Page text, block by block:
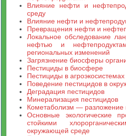
Влияние нефти и
среду
Влияние нефти и
Превращения нефти и
Локальное обследование
нефтью и
региональных изменений
Загрязнение биосферы
Пестициды в биосфере
Пестициды в агроэкосистемах
Поведение пестицидов в
Деградация пестицидов
Минерализация пестицидов
Кометаболизм — разложение
Основные экологические
стойкими
окружающей среде